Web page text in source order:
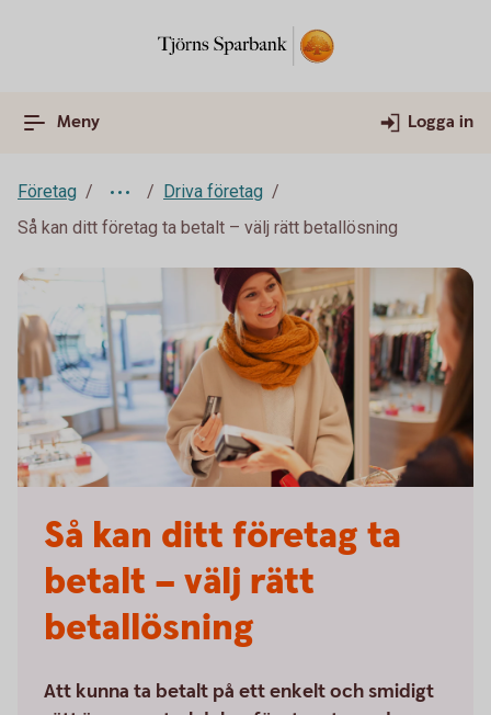
Meny Logga in
Företag
Driva företag
Så kan ditt företag ta betalt – välj rätt betallösning
Så kan ditt företag ta
betalt – välj rätt
betallösning
Att kunna ta betalt på ett enkelt och smidigt